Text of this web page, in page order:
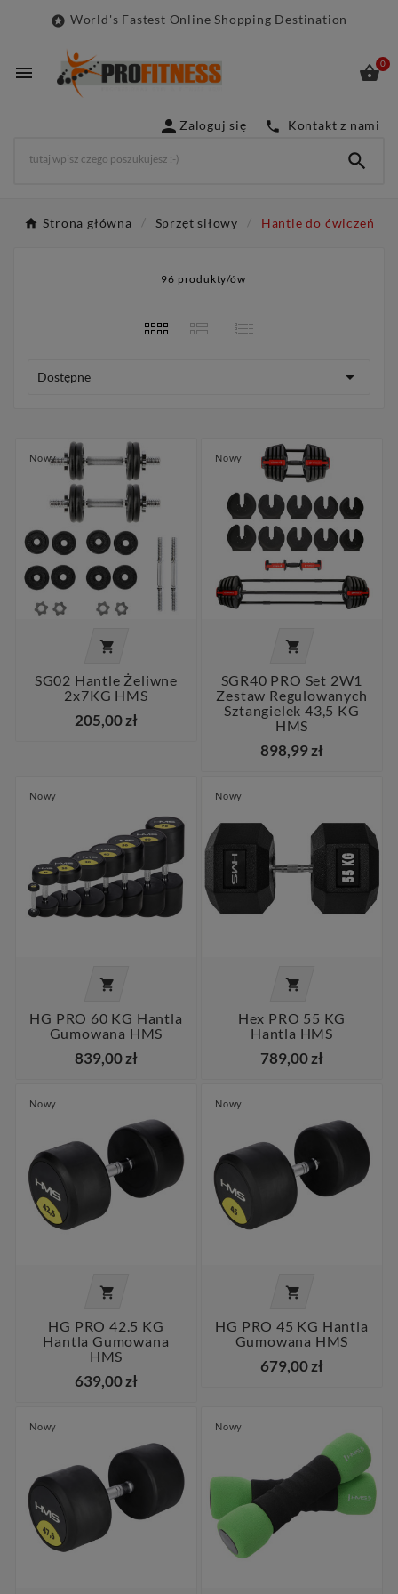
 World's Fastest Online Shopping Destination
 0
 Zaloguj się  Kontakt z nami

Strona główna Sprzęt siłowy Hantle do ćwiczeń
96 produkty/ów
Dostępne 
Nowy

SG02 Hantle Żeliwne
2x7KG HMS
205,00 zł
Nowy

SGR40 PRO Set 2W1
Zestaw Regulowanych
Sztangielek 43,5 KG
HMS
898,99 zł
Nowy

HG PRO 60 KG Hantla
Gumowana HMS
839,00 zł
Nowy

Hex PRO 55 KG
Hantla HMS
789,00 zł
Nowy

HG PRO 42.5 KG
Hantla Gumowana
HMS
639,00 zł
Nowy

HG PRO 45 KG Hantla
Gumowana HMS
679,00 zł
Nowy Nowy